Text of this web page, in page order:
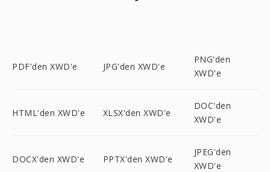
PDF'den XWD'e JPG'den XWD'e
PNG'den
XWD'e
HTML'den XWD'e XLSX'den XWD'e
DOC'den
XWD'e
DOCX'den XWD'e PPTX'den XWD'e
JPEG'den
XWD'e